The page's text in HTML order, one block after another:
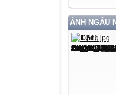
ẢNH NGẪU